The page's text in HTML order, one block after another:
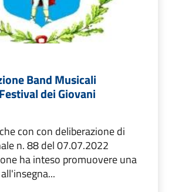
Band Musicali
dei Giovani
con con deliberazione di
n. 88 del 07.07.2022
ha inteso promuovere una